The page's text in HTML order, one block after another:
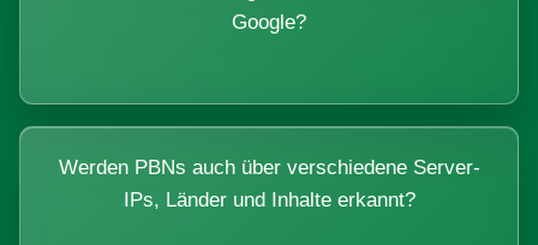
Google?
Werden PBNs auch über verschiedene Server-
IPs, Länder und Inhalte erkannt?